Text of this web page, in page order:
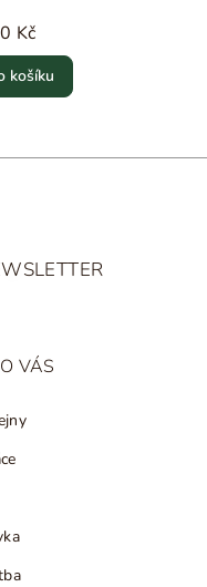
Kč
košíku
VÁS